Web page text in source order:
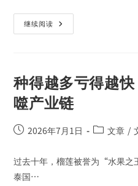
继续阅读
种得越多亏得越
噬产业链
2026年7月1日 文章 /
过去十年，榴莲被誉为“水果
泰国…